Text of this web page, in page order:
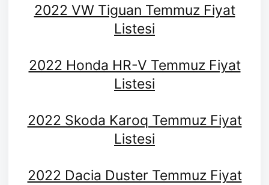
2022 VW Tiguan Temmuz Fiyat
Listesi
2022 Honda HR-V Temmuz Fiyat
Listesi
2022 Skoda Karoq Temmuz Fiyat
Listesi
2022 Dacia Duster Temmuz Fiyat